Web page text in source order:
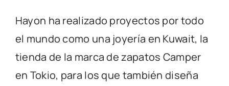
Hayon ha realizado proyectos por todo
el mundo como una joyería en Kuwait, la
tienda de la marca de zapatos Camper
en Tokio, para los que también diseña